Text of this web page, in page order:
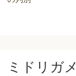
ミドリガ